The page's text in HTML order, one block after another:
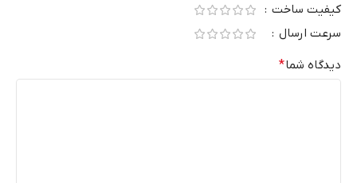
کیفیت ساخت
سرعت ارسال
دیدگاه شما*